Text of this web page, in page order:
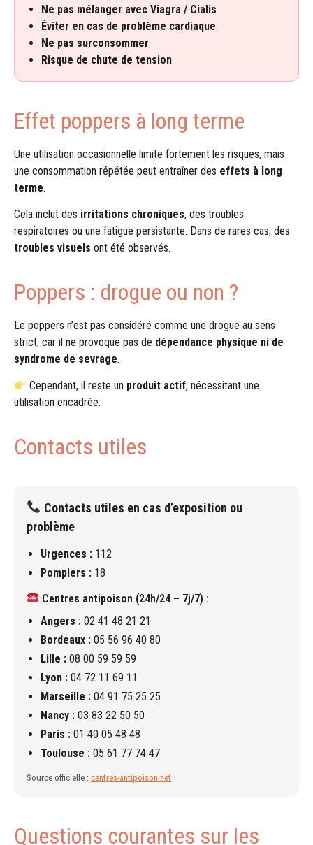
Ne pas mélanger avec Viagra / Cialis
Éviter en cas de problème cardiaque
Ne pas surconsommer
Risque de chute de tension
Effet poppers à long terme
Une utilisation occasionnelle limite fortement les risques, mais
une consommation répétée peut entraîner des effets à long
terme.
Cela inclut des irritations chroniques, des troubles
respiratoires ou une fatigue persistante. Dans de rares cas, des
troubles visuels ont été observés.
Poppers : drogue ou non ?
Le poppers n’est pas considéré comme une drogue au sens
strict, car il ne provoque pas de dépendance physique ni de
syndrome de sevrage.
Cependant, il reste un produit actif, nécessitant une
utilisation encadrée.
Contacts utiles
Contacts utiles en cas d’exposition ou
problème
Urgences : 112
Pompiers : 18
Centres antipoison (24h/24 – 7j/7) :
Angers : 02 41 48 21 21
Bordeaux : 05 56 96 40 80
Lille : 08 00 59 59 59
Lyon : 04 72 11 69 11
Marseille : 04 91 75 25 25
Nancy : 03 83 22 50 50
Paris : 01 40 05 48 48
Toulouse : 05 61 77 74 47
Source officielle : centres-antipoison.net
Questions courantes sur les